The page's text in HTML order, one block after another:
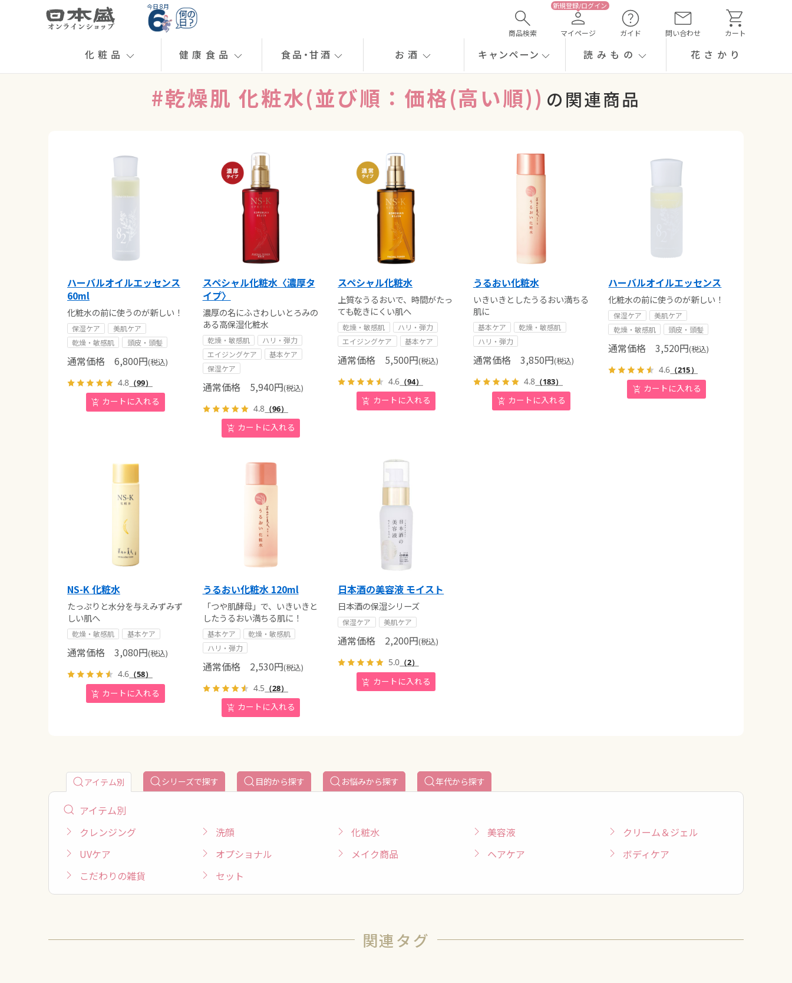
今日 8月
商品検索 マイページ ガイド 問い合わせ カート
化粧品 健康食品 食品・甘酒 お酒 キャンペーン 読みもの 花さかり
#乾燥肌 化粧水(並び順：価格(高い順)) の関連商品
ハーバルオイルエッセンス
60ml
化粧水の前に使うのが新しい！
保湿ケア
美肌ケア
乾燥・敏感肌
頭皮・頭髪
通常価格 6,800円(税込)
4.8 （99）
スペシャル化粧水〈濃厚タ
イプ〉
濃厚の名にふさわしいとろみの
ある高保湿化粧水
乾燥・敏感肌
ハリ・弾力
エイジングケア
基本ケア
保湿ケア
通常価格5,940円(税込)
4.8（96）
スペシャル化粧水
上質なうるおいで、時間がたっ
ても乾きにくい肌へ
乾燥・敏感肌
ハリ・弾力
エイジングケア
基本ケア
通常価格 5,500円(税込)
4.6 （94）
うるおい化粧水
いきいきとしたうるおい満ちる
肌に
基本ケア
乾燥・敏感肌
ハリ・弾力
通常価格3,850円(税込)
4.8 （183）
ハーバルオイルエッセンス
化粧水の前に使うのが新しい！
保湿ケア
美肌ケア
乾燥・敏感肌
頭皮・頭髪
通常価格 3,520円(税込)
4.6 （215）
NS-K 化粧水
たっぷりと水分を与えみずみず
しい肌へ
乾燥・敏感肌 基本ケア
通常価格 3,080円(税込)
4.6 （58）
うるおい化粧水 120ml
「つや肌酵母」で、いきいきと
したうるおい満ちる肌に！
基本ケア
乾燥・敏感肌
ハリ・弾力
通常価格2,530円(税込)
4.5 （28）
日本酒の美容液 モイスト
日本酒の保湿シリーズ
保湿ケア 美肌ケア
通常価格 2,200円(税込)
5.0 （2）
アイテム別 シリーズで探す 目的から探す お悩みから探す 年代から探す
アイテム別
クレンジング
洗顔 化粧水 美容液
クリーム＆ジェル
UVケア
オプショナル メイク商品 ヘアケア
ボディケア
こだわりの雑貨
セット
関連タグ